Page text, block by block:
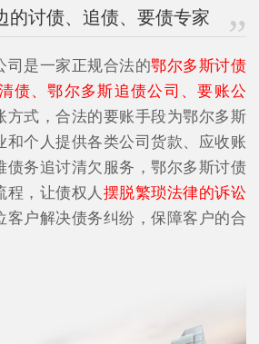
的讨债、追债、要债专家
司是一家正规合法的鄂尔多斯讨债
债、鄂尔多斯追债公司、要账公
方式，合法的要账手段为鄂尔多斯
和个人提供各类公司货款、应收账
债务追讨清欠服务，鄂尔多斯讨债
程，让债权人 摆脱繁琐法律的诉讼
客户解决债务纠纷，保障客户的合